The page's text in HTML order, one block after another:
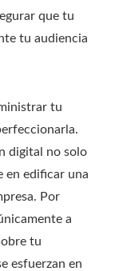
que tu
tu audiencia
tu
digital no solo
en edificar una
Por
a
tu
esfuerzan en